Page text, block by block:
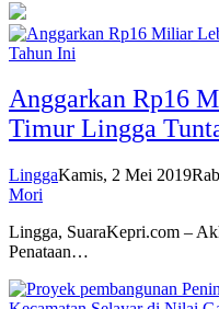
Anggarkan Rp16
Timur Lingga
LinggaKamis, 2 Mei 2019
Mori
Lingga, SuaraKepri.com –
Penataan…